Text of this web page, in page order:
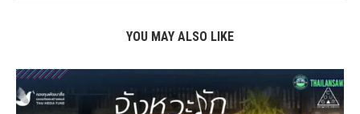
YOU MAY ALSO LIKE